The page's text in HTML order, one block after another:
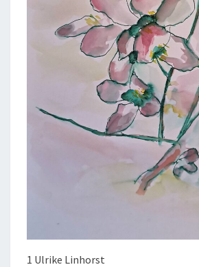
1 Ulrike Linhorst